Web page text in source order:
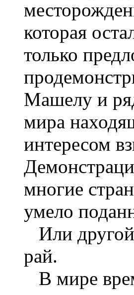
которая
только
Машелу и
мира
интересом
многие
умело
Или
рай.
В мире